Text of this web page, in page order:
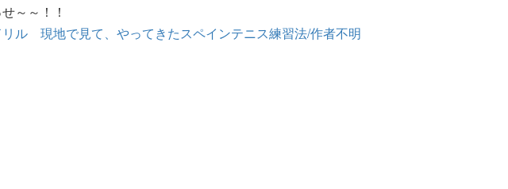
～～！！
ル 現地で見て、やってきたスペインテニス練習法/作者不明